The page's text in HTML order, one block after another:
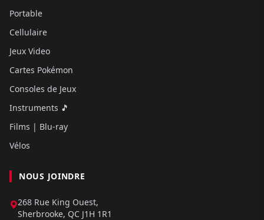
Portable
Cellulaire
Jeux Video
Cartes Pokémon
Consoles de Jeux
Instruments 🎵
Films | Blu-ray
Vélos
NOUS JOINDRE
268 Rue King Ouest,
Sherbrooke, QC J1H 1R1